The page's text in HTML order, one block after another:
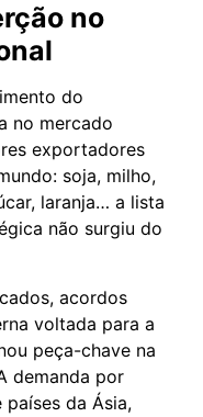
no
do
no mercado
exportadores
soja, milho,
laranja… a lista
não surgiu do
acordos
voltada para a
peça-chave na
demanda por
da Ásia,